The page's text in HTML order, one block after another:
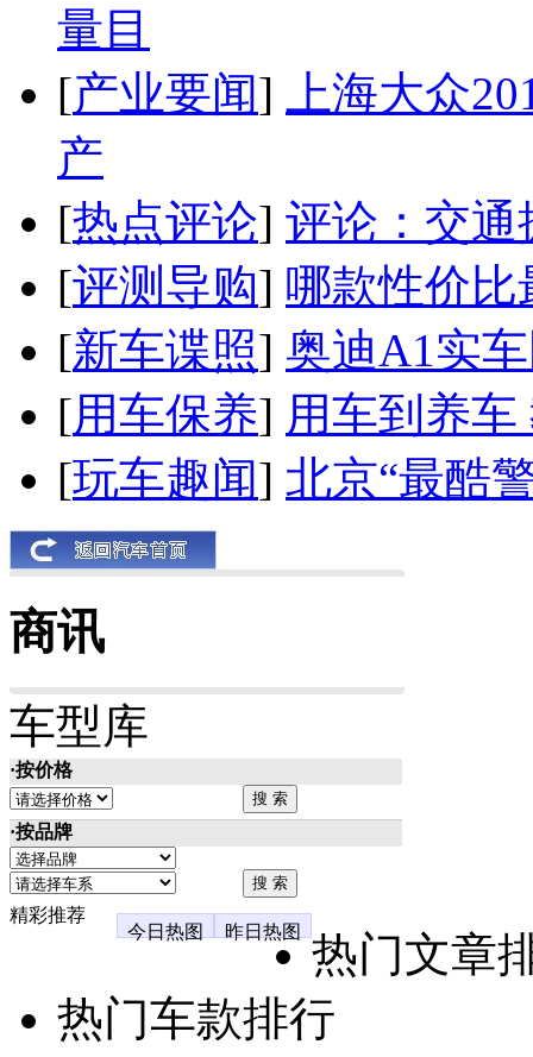
量目
[产业要闻]
上海大众
产
[热点评论] 评论：交通
[评测导购] 哪款性价比
[新车谍照] 奥迪A1实
[用车保养] 用车到养
[玩车趣闻] 北京“最酷
商讯
车型库
·按价格
·按品牌
精彩推荐
今日热图
昨日热图
热门文章
热门车款排行